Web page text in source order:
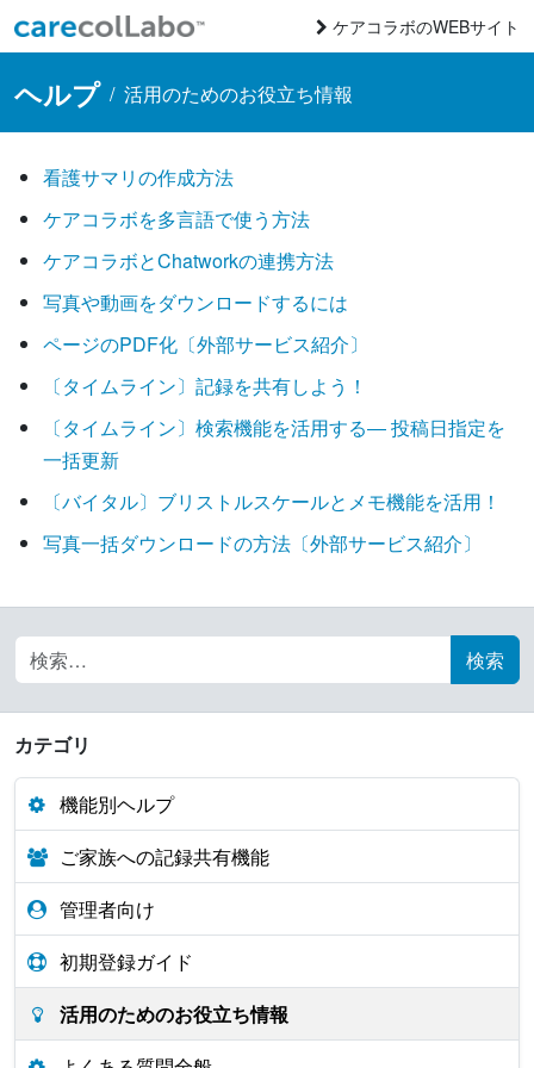
コンテンツへスキップ
Main Navigation ケアコラボのWEBサイト
ヘルプ / 活用のためのお役立ち情報
Search for:
カテゴリ
機能別ヘルプ
ご家族への記録共有機能
管理者向け
初期登録ガイド
活用のためのお役立ち情報
看護サマリの作成方法
ケアコラボを多言語で使う方法
ケアコラボとChatworkの連携方法
写真や動画をダウンロードするには
ページのPDF化〔外部サービス紹介〕
〔タイムライン〕記録を共有しよう！
〔タイムライン〕検索機能を活用する― 投稿日指定を
一括更新
〔バイタル〕ブリストルスケールとメモ機能を活用！
写真一括ダウンロードの方法〔外部サービス紹介〕